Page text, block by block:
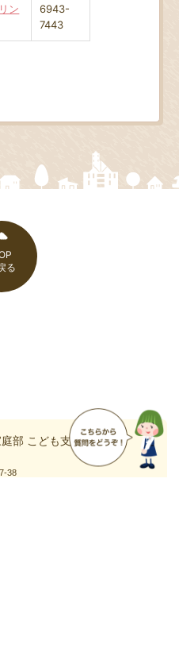
ン
6943-
7443
る
部 こども支援課
38